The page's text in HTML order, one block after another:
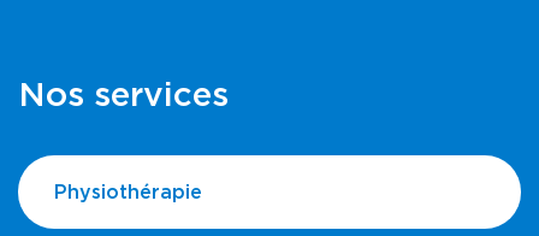
Nos services
Physiothérapie